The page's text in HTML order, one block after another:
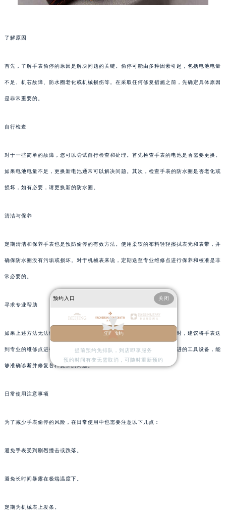
了解原因
首先，了解手表偷停的原因是解决问题的关键。偷停可能由多种因素引起，包括电池电量
不足、机芯故障、防水圈老化或机械损伤等。在采取任何修复措施之前，先确定具体原因
是非常重要的。
自行检查
对于一些简单的故障，您可以尝试自行检查和处理。首先检查手表的电池是否需要更换。
如果电池电量不足，更换新电池通常可以解决问题。其次，检查手表的防水圈是否老化或
损坏，如有必要，请更换新的防水圈。
清洁与保养
定期清洁和保养手表也是预防偷停的有效方法。使用柔软的布料轻轻擦拭表壳和表带，并
确保防水圈没有污垢或损坏。对于机械表来说，定期送至专业维修点进行保养和校准是非
常必要的。
寻求专业帮助
如果上述方法无法解决问题，或者您不确定问题的具体原因和解决方法时，建议将手表送
到专业的维修点进行检查和维修。专业的维修人员拥有丰富的经验和先进的工具设备，能
够准确诊断并修复各种复杂的问题。
日常使用注意事项
为了减少手表偷停的风险，在日常使用中也需要注意以下几点：
避免手表受到剧烈撞击或跌落。
避免长时间暴露在极端温度下。
定期为机械表上发条。
预约入口 关闭
立即预约
提前预约免排队，到店即享服务
预约时间有变无需取消，可随时重新预约